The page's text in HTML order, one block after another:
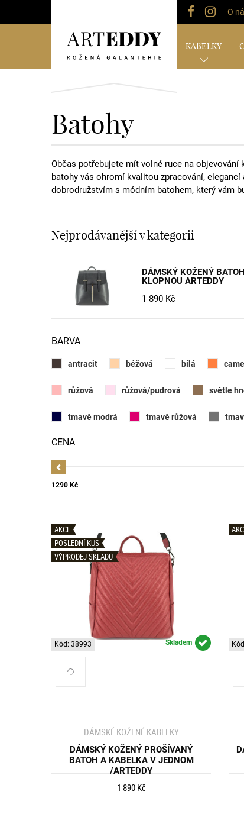
O
KABELKY
Batohy
Občas potřebujete mít volné ruce na objevování
batohy vás ohromí kvalitou zpracování,
dobrodružstvím s módním batohem, který vám
Nejprodávanější v kategorii
DÁMSKÝ KOŽENÝ
KLOPNOU ARTEDDY
1 890 Kč
BARVA
antracit béžová bílá camel
růžová růžová/pudrová světle
tmavě modrá tmavě růžová
CENA
1290 Kč
AKCE
POSLEDNÍ KUS
VÝPRODEJ SKLADU
Kód: 38993 Skladem
DÁMSKÉ KOŽENÉ KABELKY
DÁMSKÝ KOŽENÝ PROŠÍVANÝ
BATOH A KABELKA V JEDNOM
/ARTEDDY
1 890 Kč